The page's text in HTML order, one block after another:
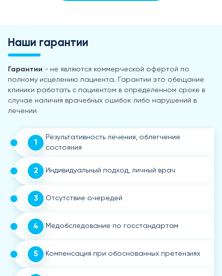
Наши гарантии
Гарантии - не являются коммерческой офертой по
полному исцелению пациента. Гарантии это обещание
клиники работать с пациентом в определенном сроке в
случае наличия врачебных ошибок либо нарушений в
лечении
1
Результативность лечения, облегчение
состояния
2 Индивидуальный подход, личный врач
3 Отсутствие очередей
4 Медобследование по госстандартам
5 Компенсация при обоснованных претензиях